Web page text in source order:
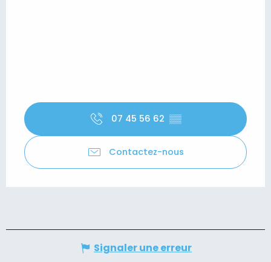
07 45 56 62 ▒▒
Contactez-nous
Signaler une erreur